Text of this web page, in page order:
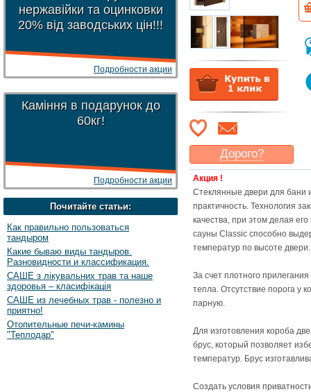
нержавійки та оцинковки
20% від заводських цін!!!
Подробности акции
Каміння в подарунок до
60кг!
Подробности акции
Почитайте статьи:
Как правильно пользоваться
тандыром
Какие бываю виды тандыров.
Разновидности и классификация.
САШЕ з лікувальних трав та наше
здоровья – класифікація
САШЕ из лечебных трав - полезно и
приятно!
Отопительные печи-камины
"Теплодар"
Дорого?
Какая ценамогла бы
Вас
Указать цену
Акция !
Стеклянные двери для бани
практичность. Технология
качества, при этом делая
сауны Classic способно
температур по высоте двери.
За счет плотного
тепла. Отсутствие порога у
парную.
Для изготовления короба
брус, который позволяет
температур. Брус
Создать условия